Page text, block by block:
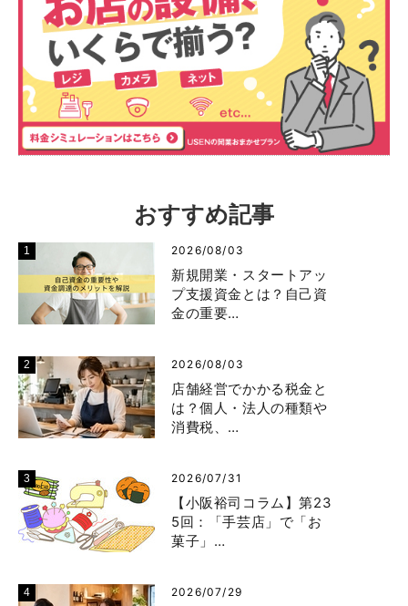
おすすめ記事
2026/08/03
新規開業・スタートアッ
プ支援資金とは？自己資
金の重要…
2026/08/03
店舗経営でかかる税金と
は？個人・法人の種類や
消費税、…
2026/07/31
【小阪裕司コラム】第23
5回：「手芸店」で「お
菓子」…
2026/07/29